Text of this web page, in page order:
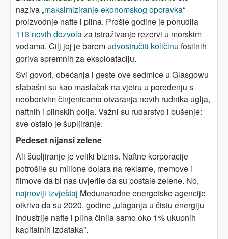
naziva „maksimiziranje ekonomskog oporavka“
proizvodnje nafte i plina. Prošle godine je ponudila
113 novih dozvolaza istraživanje rezervi u morskim
vodama. Cilj joj je barem udvostručiti količinu fosilnih
goriva spremnih za eksploataciju.
Svi govori, obećanja i geste ove sedmice u Glasgowu
slabašni su kao maslačak na vjetru u poređenju s
neoborivim činjenicama otvaranja novih rudnika uglja,
naftnih i plinskih polja. Važni su rudarstvo i bušenje:
sve ostalo je šupljiranje.
Pedeset nijansi zelene
Ali šupljiranje je veliki biznis. Naftne korporacije
potrošile su milione dolara na reklame, memove i
filmove da bi nas uvjerile da su postale zelene. No,
najnoviji izvještaj Međunarodne energetske agencije
otkriva da su 2020. godine „ulaganja u čistu energiju
industrije nafte i plina činila samo oko 1% ukupnih
kapitalnih izdataka”.